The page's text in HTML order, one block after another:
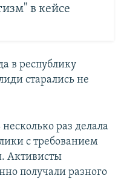
в кейсе
в республику
старались не
раз делала
с требованием
Активисты
получали разного